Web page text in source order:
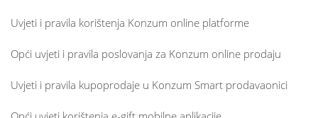
Uvjeti i pravila korištenja Konzum online platforme
Opći uvjeti i pravila poslovanja za Konzum online prodaju
Uvjeti i pravila kupoprodaje u Konzum Smart prodavaonici